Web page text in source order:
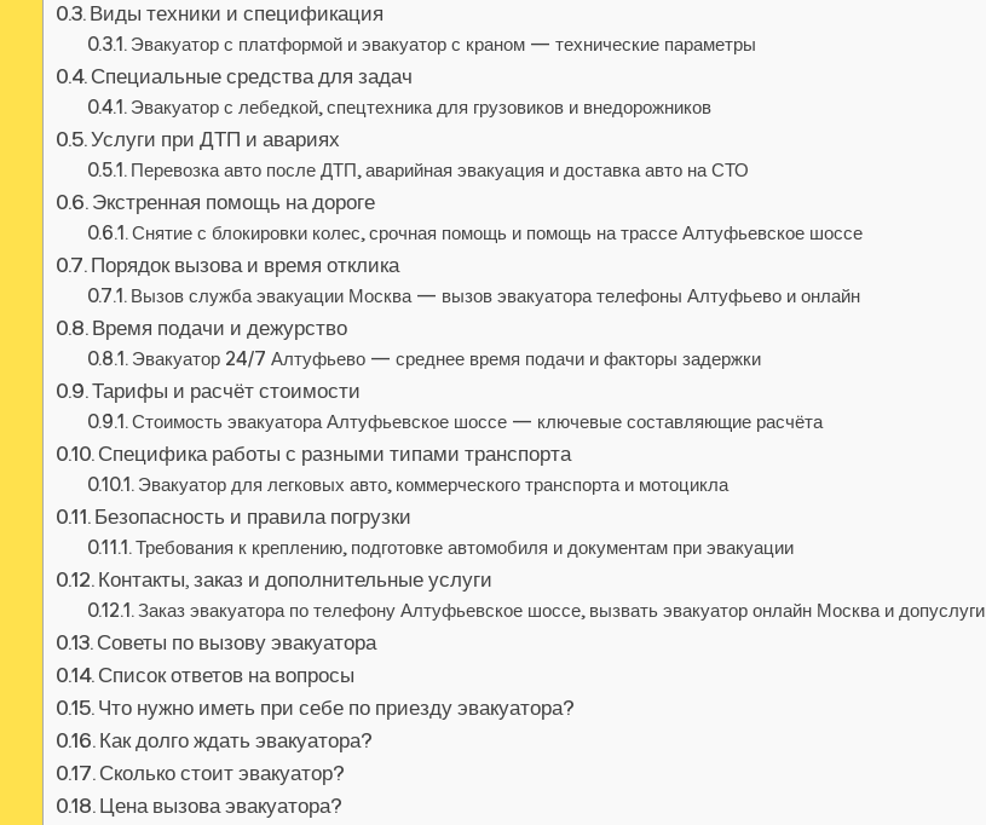
Виды техники и спецификация
Эвакуатор с платформой и эвакуатор с краном — технические параметры
Специальные средства для задач
Эвакуатор с лебедкой, спецтехника для грузовиков и внедорожников
Услуги при ДТП и авариях
Перевозка авто после ДТП, аварийная эвакуация и доставка авто на СТО
Экстренная помощь на дороге
Снятие с блокировки колес, срочная помощь и помощь на трассе Алтуфьевское шоссе
Порядок вызова и время отклика
Вызов служба эвакуации Москва — вызов эвакуатора телефоны Алтуфьево и онлайн
Время подачи и дежурство
Эвакуатор 24/7 Алтуфьево — среднее время подачи и факторы задержки
Тарифы и расчёт стоимости
Стоимость эвакуатора Алтуфьевское шоссе — ключевые составляющие расчёта
Специфика работы с разными типами транспорта
Эвакуатор для легковых авто, коммерческого транспорта и мотоцикла
Безопасность и правила погрузки
Требования к креплению, подготовке автомобиля и документам при эвакуации
Контакты, заказ и дополнительные услуги
Заказ эвакуатора по телефону Алтуфьевское шоссе, вызвать эвакуатор онлайн Москва и допуслуги
Советы по вызову эвакуатора
Список ответов на вопросы
Что нужно иметь при себе по приезду эвакуатора?
Как долго ждать эвакуатора?
Сколько стоит эвакуатор?
Цена вызова эвакуатора?